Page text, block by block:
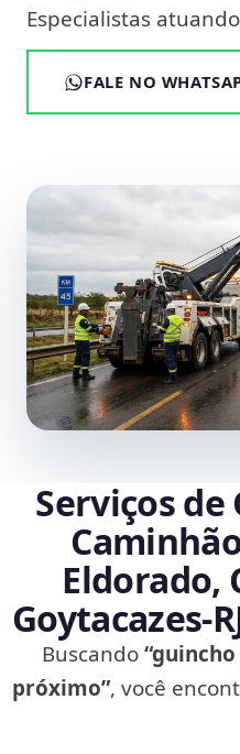
Especialistas
FALE NO
Serviços de
Eldorado,
Buscando
próximo”, você